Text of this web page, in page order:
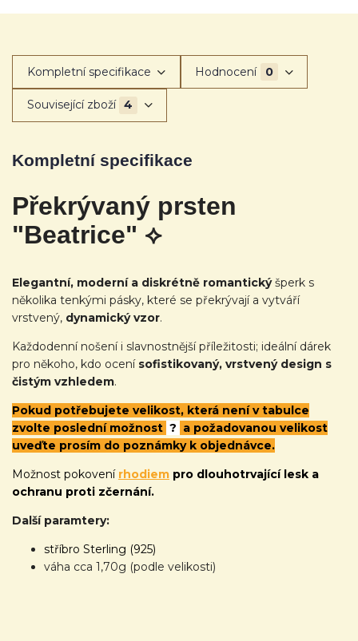
Kompletní specifikace Hodnocení 0
Související zboží 4
Kompletní specifikace
Překrývaný prsten
"Beatrice" ⟡
Elegantní, moderní a diskrétně romantickýšperk s
několika tenkými pásky, které se překrývají a vytváří
vrstvený, dynamický vzor.
Každodenní nošení i slavnostnější příležitosti; ideální dárek
pro někoho, kdo ocení sofistikovaný, vrstvený design s
čistým vzhledem.
Pokud potřebujete velikost, která není v tabulce
zvolte poslední možnost ? a požadovanou velikost
uveďte prosím do poznámky k objednávce.
Možnost pokovení rhodiem pro dlouhotrvající lesk a
ochranu proti zčernání.
Další paramtery:
stříbro Sterling (925)
váha cca 1,70g (podle velikosti)